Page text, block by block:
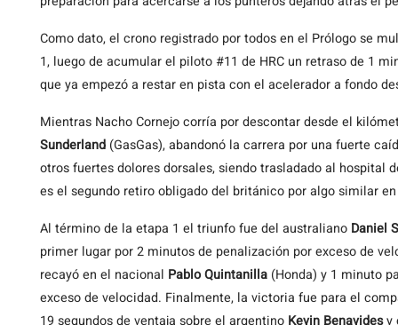
Como dato, el crono registrado por todos en el Prólogo se
1, luego de acumular el piloto #11 de HRC un retraso de 1
que ya empezó a restar en pista con el acelerador a fondo
Mientras Nacho Cornejo corría por descontar desde el
Sunderland (GasGas), abandonó la carrera por una fuerte
otros fuertes dolores dorsales, siendo trasladado al hospital
es el segundo retiro obligado del británico por algo similar
Al término de la etapa 1 el triunfo fue del australiano Daniel
primer lugar por 2 minutos de penalización por exceso de
recayó en el nacional Pablo Quintanilla (Honda) y 1 minuto
exceso de velocidad. Finalmente, la victoria fue para el
19 segundos de ventaja sobre el argentino Kevin Benavidesy